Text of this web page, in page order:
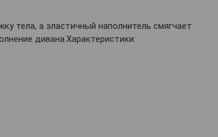
тела, а эластичный наполнитель смягчает
дивана.Характеристики: